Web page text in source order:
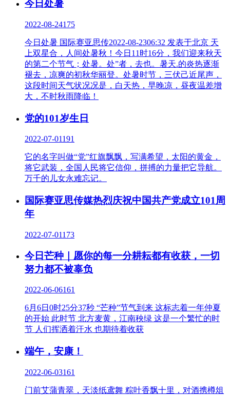
今日处暑
2022-08-24175
今日处暑 国际赛亚思传2022-08-2306:32 发表于北京 天
上双星合，人间处暑秋！今日11时16分，我们迎来秋天
的第二个节气；处暑。处”者，去也。暑天.的炎热逐渐
褪去，凉爽的初秋华丽登。处暑时节，三伏己近尾声，
这段时间天气状况况是，白天热，早晚凉，昼夜温差增
大，不时秋雨降临！
党的101岁生日
2022-07-01191
它的名字叫做“党”红旗飘飘，写满希望，太阳的黄金，
将它武装，全国人民将它信仰，拼搏的力量把它导航。
万千的儿女永难忘记。
国际赛亚思传媒热烈庆祝中国共产党成立101周
年
2022-07-01173
今日芒种｜愿你的每一分耕耘都有收获，一切
努力都不被辜负
2022-06-06161
6月6日0时25分37秒 “芒种”节气到来 这标志着一年仲夏
的开始 此时节 北方麦黄，江南秧绿 这是一个繁忙的时
节 人们挥洒着汗水 也期待着收获
端午，安康！
2022-06-03161
门前艾蒲青翠，天淡纸鸢舞 粽叶香飘十里，对酒携樽俎